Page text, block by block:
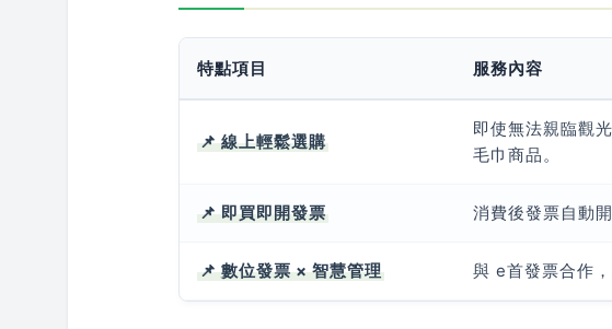
特點項目 服務內容
📌 線上輕鬆選購
即使無法親臨觀
毛巾商品。
📌 即買即開發票 消費後發票自動
📌 數位發票 × 智慧管理 與 e首發票合作